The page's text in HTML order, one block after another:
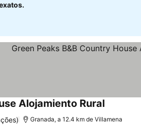
Alojamiento RuralVer preços
Granada, a 12.4 km de Villamena